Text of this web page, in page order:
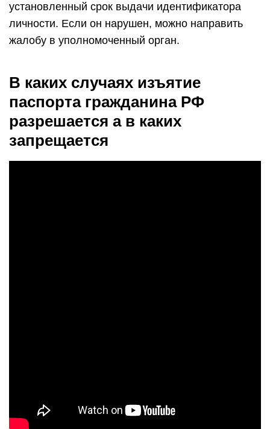
установленный срок выдачи идентификатора
личности. Если он нарушен, можно направить
жалобу в уполномоченный орган.
В каких случаях изъятие
паспорта гражданина РФ
разрешается а в каких
запрещается